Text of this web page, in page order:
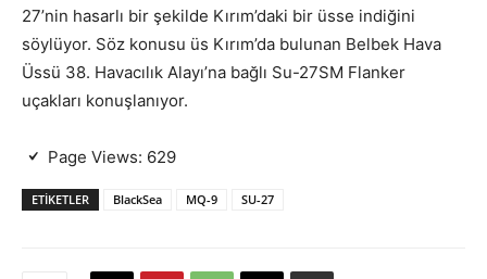
27’nin hasarlı bir şekilde Kırım’daki bir üsse indiğini
söylüyor. Söz konusu üs Kırım’da bulunan Belbek Hava
Üssü 38. Havacılık Alayı’na bağlı Su-27SM Flanker
uçakları konuşlanıyor.
Page Views: 629
ETIKETLER BlackSea MQ-9 SU-27